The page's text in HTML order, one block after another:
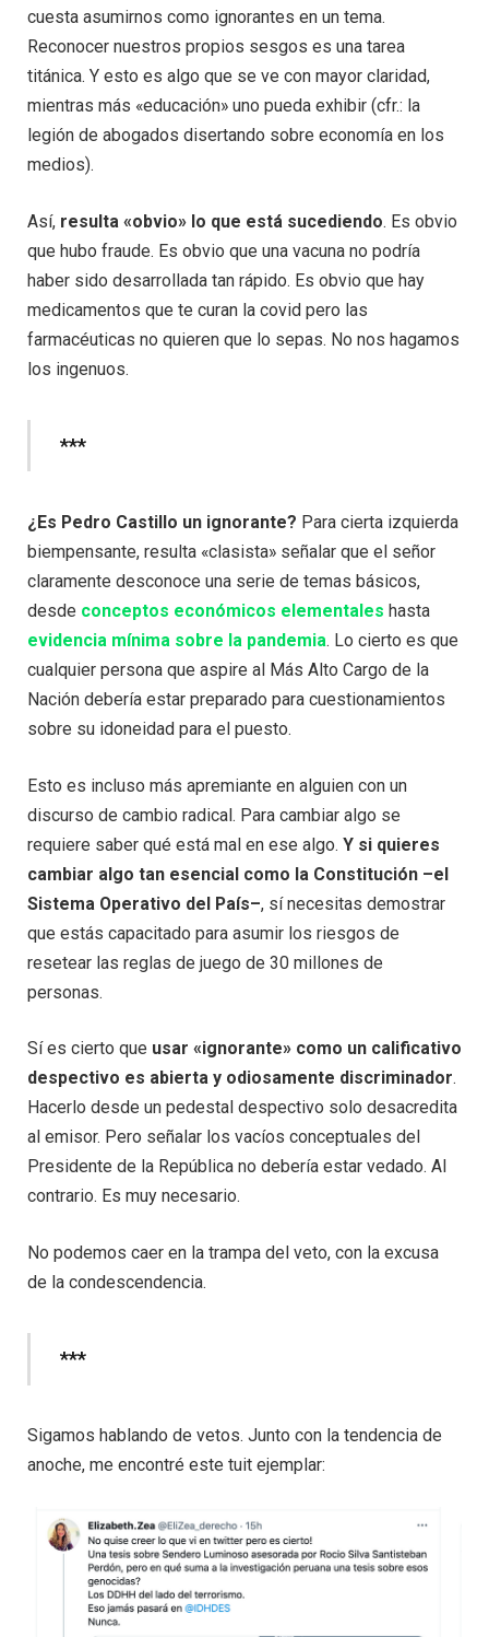
cuesta asumirnos como ignorantes en un tema.
Reconocer nuestros propios sesgos es una tarea
titánica. Y esto es algo que se ve con mayor claridad,
mientras más «educación» uno pueda exhibir (cfr.: la
legión de abogados disertando sobre economía en los
medios).
Así, resulta «obvio» lo que está sucediendo. Es obvio
que hubo fraude. Es obvio que una vacuna no podría
haber sido desarrollada tan rápido. Es obvio que hay
medicamentos que te curan la covid pero las
farmacéuticas no quieren que lo sepas. No nos hagamos
los ingenuos.
***
¿Es Pedro Castillo un ignorante? Para cierta izquierda
biempensante, resulta «clasista» señalar que el señor
claramente desconoce una serie de temas básicos,
desde conceptos económicos elementales hasta
evidencia mínima sobre la pandemia. Lo cierto es que
cualquier persona que aspire al Más Alto Cargo de la
Nación debería estar preparado para cuestionamientos
sobre su idoneidad para el puesto.
Esto es incluso más apremiante en alguien con un
discurso de cambio radical. Para cambiar algo se
requiere saber qué está mal en ese algo. Y si quieres
cambiar algo tan esencial como la Constitución –el
Sistema Operativo del País–, sí necesitas demostrar
que estás capacitado para asumir los riesgos de
resetear las reglas de juego de 30 millones de
personas.
Sí es cierto que usar «ignorante» como un calificativo
despectivo es abierta y odiosamente discriminador.
Hacerlo desde un pedestal despectivo solo desacredita
al emisor. Pero señalar los vacíos conceptuales del
Presidente de la República no debería estar vedado. Al
contrario. Es muy necesario.
No podemos caer en la trampa del veto, con la excusa
de la condescendencia.
***
Sigamos hablando de vetos. Junto con la tendencia de
anoche, me encontré este tuit ejemplar: